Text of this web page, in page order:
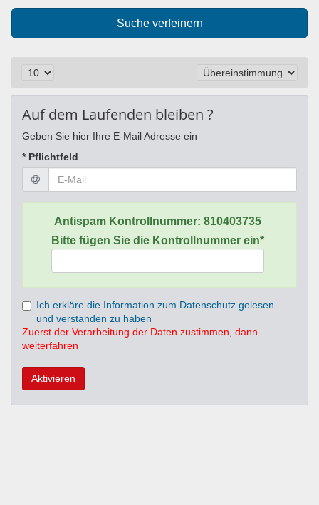
Suche verfeinern
Auf dem Laufenden bleiben ?
Geben Sie hier Ihre E-Mail Adresse ein
* Pflichtfeld
Antispam Kontrollnummer: 810403735
Bitte fügen Sie die Kontrollnummer ein*
Ich erkläre die Information zum Datenschutz gelesen
und verstanden zu haben
Zuerst der Verarbeitung der Daten zustimmen, dann
weiterfahren
Aktivieren